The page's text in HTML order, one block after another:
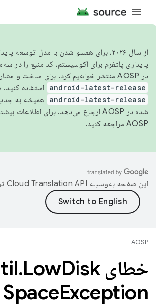
از سال ۲۰۲۶، برای همسو شدن با مدل توسعه
پایداری پلتفرم برای اکوسیستم، کد منبع را در
در AOSP منتشر خواهیم کرد. برای ساخت و مشارکت در AOSP،
android-latest-release استفاده
android-latest-release
همیشه به
شده در AOSP ارجاع می‌دهد. برای اطلاعات بیشتر، به
AOSP مراجعه کنید.
این صفحه به‌وسیله
AOSP
خطای File .LowDisk
SpaceException